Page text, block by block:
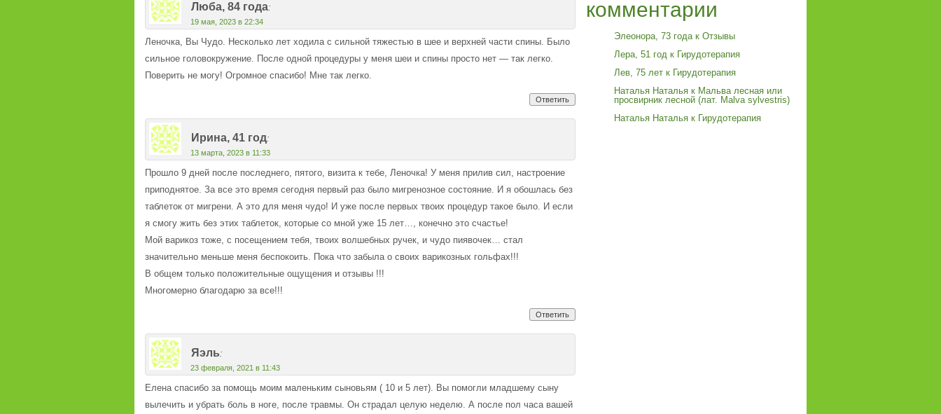
Люба, 84 года:
19 мая, 2023 в 22:34
Леночка, Вы Чудо. Несколько лет ходила с сильной тяжестью в шее и верхней части спины. Было
сильное головокружение. После одной процедуры у меня шеи и спины просто нет — так легко.
Поверить не могу! Огромное спасибо! Мне так легко.
Ответить
Ирина, 41 год:
13 марта, 2023 в 11:33
Прошло 9 дней после последнего, пятого, визита к тебе, Леночка! У меня прилив сил, настроение
приподнятое. За все это время сегодня первый раз было мигренозное состояние. И я обошлась без
таблеток от мигрени. А это для меня чудо! И уже после первых твоих процедур такое было. И если
я смогу жить без этих таблеток, которые со мной уже 15 лет…, конечно это счастье!
Мой варикоз тоже, с посещением тебя, твоих волшебных ручек, и чудо пиявочек… стал
значительно меньше меня беспокоить. Пока что забыла о своих варикозных гольфах!!!
В общем только положительные ощущения и отзывы !!!
Многомерно благодарю за все!!!
Ответить
Яэль:
23 февраля, 2021 в 11:43
Елена спасибо за помощь моим маленьким сыновьям ( 10 и 5 лет). Вы помогли младшему сыну
вылечить и убрать боль в ноге, после травмы. Он страдал целую неделю. А после пол часа вашей
комментарии
Элеонора, 73 годак Отзывы
Лера, 51 год к Гирудотерапия
Лев, 75 лет к Гирудотерапия
Наталья Наталья к Мальва лесная или
просвирник лесной (лат. Malva sylvestris)
Наталья Наталья к Гирудотерапия